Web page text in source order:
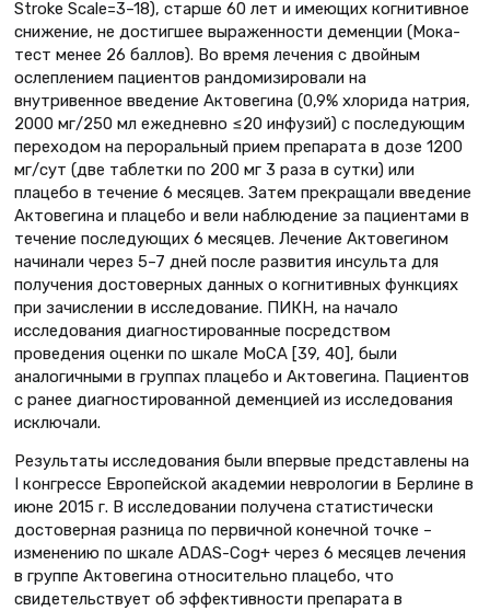
Stroke Scale=3–18), старше 60 лет и имеющих когнитивное
снижение, не достигшее выраженности деменции (Мока-
тест менее 26 баллов). Во время лечения с двойным
ослеплением пациентов рандомизировали на
внутривенное введение Актовегина (0,9% хлорида натрия,
2000 мг/250 мл ежедневно ≤20 инфузий) с последующим
переходом на пероральный прием препарата в дозе 1200
мг/сут (две таблетки по 200 мг 3 раза в сутки) или
плацебо в течение 6 месяцев. Затем прекращали введение
Актовегина и плацебо и вели наблюдение за пациентами в
течение последующих 6 месяцев. Лечение Актовегином
начинали через 5–7 дней после развития инсульта для
получения достоверных данных о когнитивных функциях
при зачислении в исследование. ПИКН, на начало
исследования диагностированные посредством
проведения оценки по шкале MoCA [39, 40], были
аналогичными в группах плацебо и Актовегина. Пациентов
с ранее диагностированной деменцией из исследования
исключали.
Результаты исследования были впервые представлены на
I конгрессе Европейской академии неврологии в Берлине в
июне 2015 г. В исследовании получена статистически
достоверная разница по первичной конечной точке –
изменению по шкале ADAS-Cog+ через 6 месяцев лечения
в группе Актовегина относительно плацебо, что
свидетельствует об эффективности препарата в